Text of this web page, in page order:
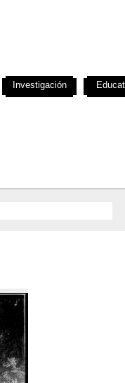
Investigación